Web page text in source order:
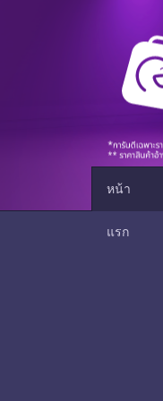
หน้า
แรก